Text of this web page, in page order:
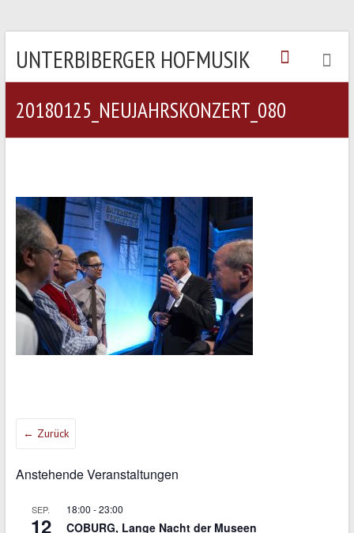
UNTERBIBERGER HOFMUSIK
20180125_NEUJAHRSKONZERT_080
← Zurück
Anstehende Veranstaltungen
SEP.
12
18:00 -23:00
COBURG, Lange Nacht der Museen